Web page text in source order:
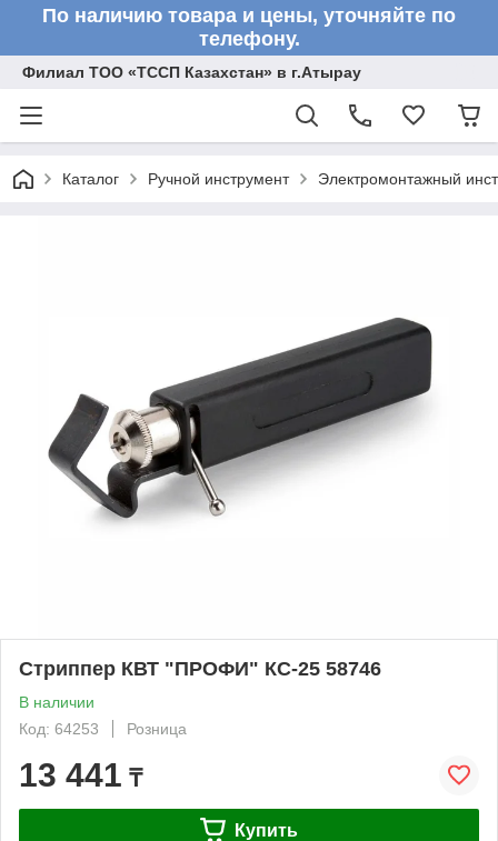
По наличию товара и цены, уточняйте по
телефону.
Филиал ТОО «ТССП Казахстан» в г.Атырау
Каталог Ручной инструмент Электромонтажный
Стриппер КВТ "ПРОФИ" КС-25 58746
В наличии
Код: 64253
Розница
13 441 ₸
Купить